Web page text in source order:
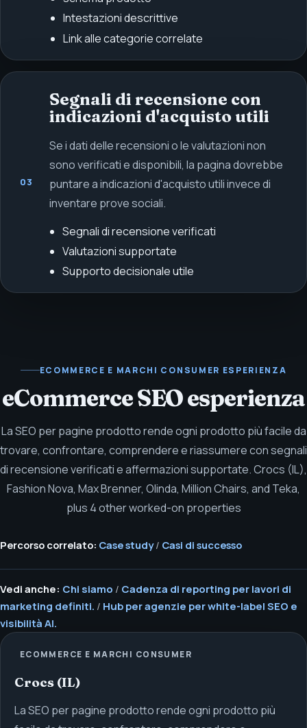
Intestazioni descrittive
Link alle categorie correlate
03
Segnali di recensione con
indicazioni d'acquisto utili
Se i dati delle recensioni o le valutazioni non
sono verificati e disponibili, la pagina dovrebbe
puntare a indicazioni d'acquisto utili invece di
inventare prove sociali.
Segnali di recensione verificati
Valutazioni supportate
Supporto decisionale utile
ECOMMERCE E MARCHI CONSUMER ESPERIENZA
eCommerce SEO esperienza
La SEO per pagine prodotto rende ogni prodotto più facile da
trovare, confrontare, comprendere e riassumere con segnali
di recensione verificati e affermazioni supportate.Crocs (IL),
Fashion Nova, Max Brenner, Olinda, Million Chairs, and Teka,
plus 4 other worked-on properties
Percorso correlato: Case study/ Casi di successo
Vedi anche: Chi siamo / Cadenza di reporting per lavori di
marketing definiti. / Hub per agenzie per white-label SEO e
visibilità AI.
ECOMMERCE E MARCHI CONSUMER
Crocs (IL)
La SEO per pagine prodotto rende ogni prodotto più